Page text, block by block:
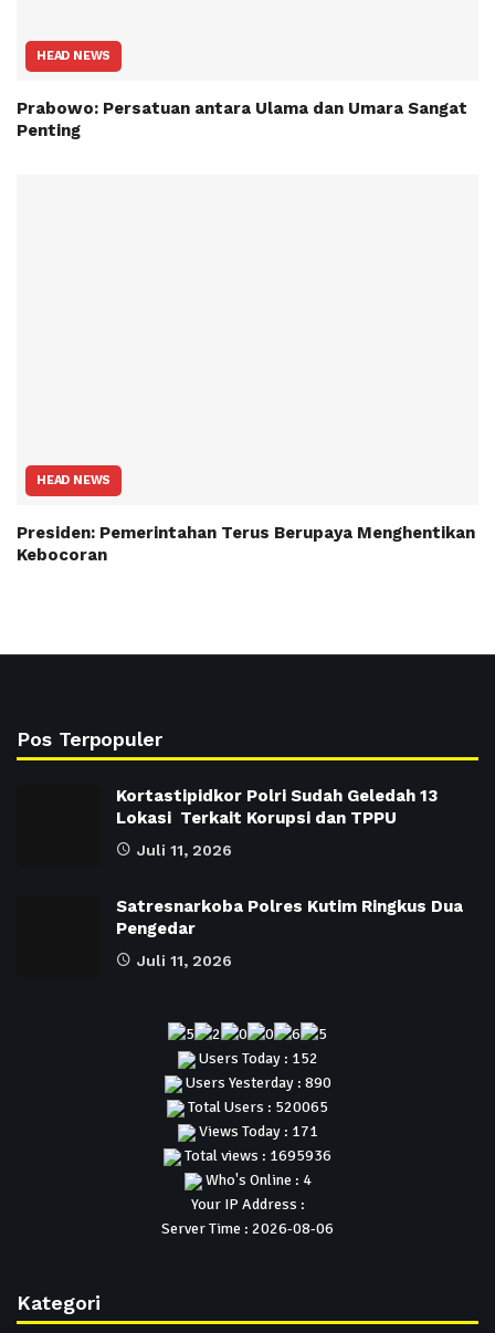
HEAD NEWS
Prabowo: Persatuan antara Ulama dan Umara Sangat
Penting
HEAD NEWS
Presiden: Pemerintahan Terus Berupaya Menghentikan
Kebocoran
Pos Terpopuler
Kortastipidkor Polri Sudah Geledah 13
Lokasi Terkait Korupsi dan TPPU
Juli 11, 2026
Satresnarkoba Polres Kutim Ringkus Dua
Pengedar
Juli 11, 2026
Users Today : 152
Users Yesterday : 890
Total Users : 520065
Views Today : 171
Total views : 1695936
Who's Online : 4
Your IP Address :
Server Time : 2026-08-06
Kategori